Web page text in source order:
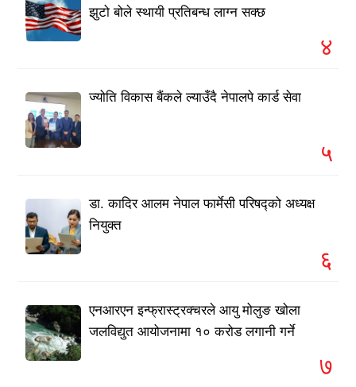
झुटो बोले स्थायी प्रतिबन्ध लाग्न सक्छ
४
ज्योति विकास बैंकले ल्याउँदै नेपालपे कार्ड सेवा
५
डा. कादिर आलम नेपाल फार्मेसी परिषद्को अध्यक्ष
नियुक्त
६
एनआरएन इन्फ्रास्ट्रक्चरले आयु मोलुङ खोला
जलविद्युत आयोजनामा १० करोड लगानी गर्ने
७